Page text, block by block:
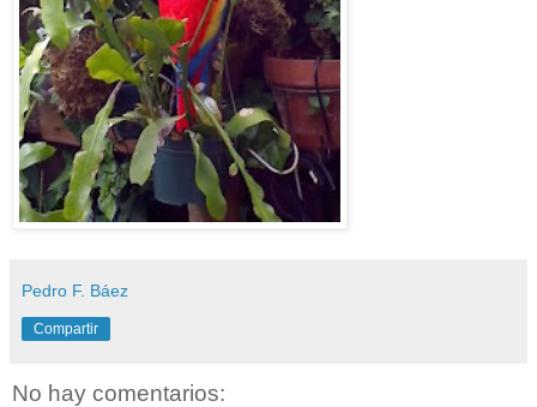
Pedro F. Báez
Compartir
No hay comentarios: